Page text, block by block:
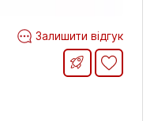
Залишити відгук